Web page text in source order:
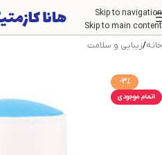
Skip to navigation
Skip to main content
خانه/زیبایی و سلامت
-3%
اتمام موجودی